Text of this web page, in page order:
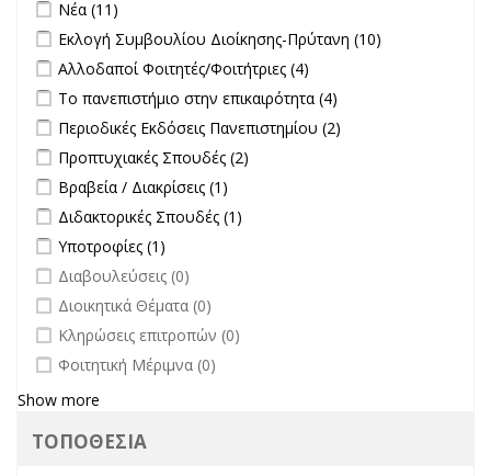
Apply Νέα filter
Νέα (11)
Apply Εκλογή Συμβουλίου Διοίκησης-Πρύτανη filter
Εκλογή Συμβουλίου Διοίκησης-Πρύτανη (10)
Apply Αλλοδαποί Φοιτητές/Φοιτήτριες filter
Αλλοδαποί Φοιτητές/Φοιτήτριες (4)
filter
Apply Το πανεπιστήμιο στην επικαιρότητα filter
Το πανεπιστήμιο στην επικαιρότητα (4)
επικαιρότητα filter
Apply Περιοδικές Εκδόσεις Πανεπιστημίου filter
Περιοδικές Εκδόσεις Πανεπιστημίου (2)
Apply Προπτυχιακές Σπουδές filter
Προπτυχιακές Σπουδές (2)
Apply Βραβεία / Διακρίσεις filter
Βραβεία / Διακρίσεις (1)
Apply Διδακτορικές Σπουδές filter
Διδακτορικές Σπουδές (1)
Apply Υποτροφίες filter
Υποτροφίες (1)
undefined
Διαβουλεύσεις (0)
undefined
Διοικητικά Θέματα (0)
undefined
Κληρώσεις επιτροπών (0)
undefined
Φοιτητική Μέριμνα (0)
Show more
ΤΟΠΟΘΕΣΙΑ